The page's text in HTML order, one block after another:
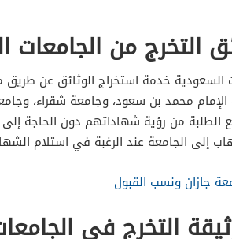
في جامعة الطائف 1447
جامعة الأميرة نورة 1447
التخرج من جامعة جازان 1447
التخرج جامعة أم القرى 1447
من جامعة شقراء 1447
التخرج من الجامعات
السعودية خدمة استخراج الوثائق عن طريق
الإمام محمد بن سعود، وجامعة شقراء،
الطلبة من رؤية شهاداتهم دون الحاجة إلى
إلى الجامعة عند الرغبة في استلام
جازان ونسب القبول
التخرج في